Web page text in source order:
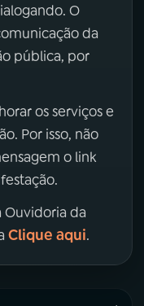
O
da
pública, por
os serviços e
Por isso, não
o link
Ouvidoria da
Clique aqui.